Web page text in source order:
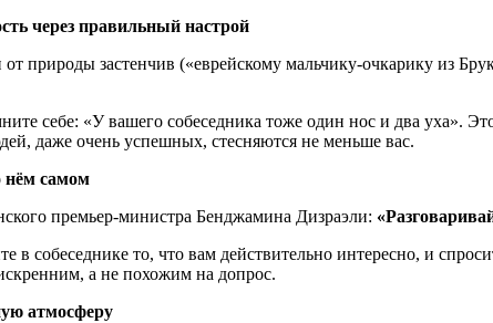
через правильный настрой
природы застенчив («еврейскому мальчику-очкарику из
себе: «У вашего собеседника тоже один нос и два уха».
даже очень успешных, стесняются не меньше вас.
нём самом
премьер-министра Бенджамина Дизраэли:
в собеседнике то, что вам действительно интересно, и
а не похожим на допрос.
атмосферу